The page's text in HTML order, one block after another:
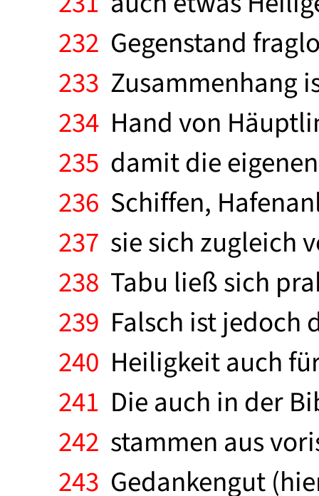
232 Gegenstand
233 Zusammenhang
234 Hand von
235 damit die
236 Schiffen,
237 sie sich zugleich
238 Tabu ließ sich
239 Falsch ist jedoch
240 Heiligkeit auch
241 Die auch in der
242 stammen aus
243 Gedankengut